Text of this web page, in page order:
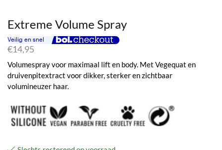
Extreme Volume Spray
€14,95
Volumespray voor maximaal lift en body. Met Vegequat en
druivenpitextract voor dikker, sterker en zichtbaar
volumineuzer haar.